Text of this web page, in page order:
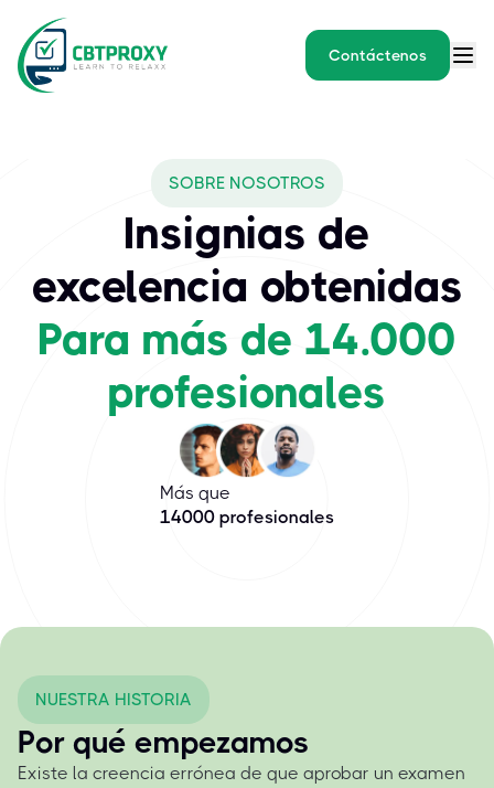
Contáctenos
CBTPROXY LTD is a certification-support company founded
SOBRE NOSOTROS
Insignias de
excelencia obtenidas
Para más de 14.000
profesionales
Más que
14000 profesionales
NUESTRA HISTORIA
Por qué empezamos
Existe la creencia errónea de que aprobar un examen